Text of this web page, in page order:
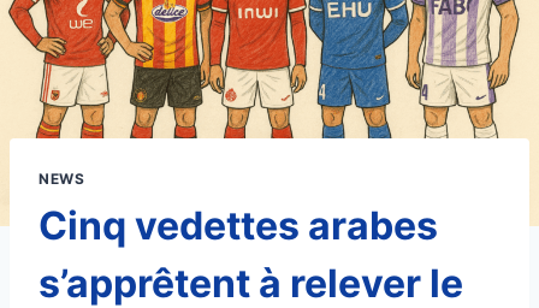
NEWS
Cinq vedettes arabes
s’apprêtent à relever le